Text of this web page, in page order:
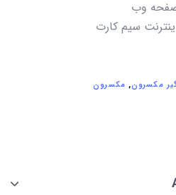
صفحه وب
سیم کارت
مکسرون, مکسرون